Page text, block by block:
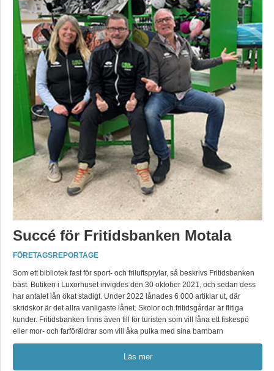
Succé för Fritidsbanken Motala
FÖRETAGSREPORTAGE
Som ett bibliotek fast för sport- och friluftsprylar, så beskrivs Fritidsbanken
bäst. Butiken i Luxorhuset invigdes den 30 oktober 2021, och sedan dess
har antalet lån ökat stadigt. Under 2022 lånades 6 000 artiklar ut, där
skridskor är det allra vanligaste lånet. Skolor och fritidsgårdar är flitiga
kunder. Fritidsbanken finns även till för turisten som vill låna ett fiskespö
eller mor- och farföräldrar som vill åka pulka med sina barnbarn
Läs mer